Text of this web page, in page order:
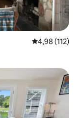
4,98 av 5 i
4,98 (112)